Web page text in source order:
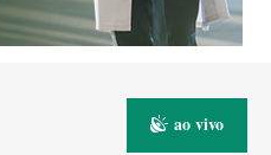
ao vivo